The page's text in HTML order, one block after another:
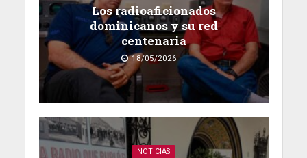
Los radioaficionados
dominicanos y su red
centenaria
18/05/2026
NOTICIAS